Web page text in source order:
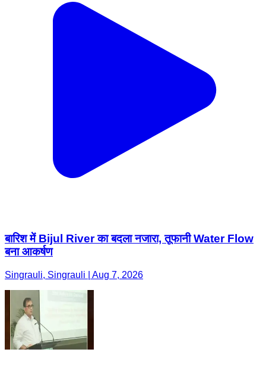
बारिश में Bijul River का बदला नजारा, तूफानी Water Flow
बना आकर्षण
Singrauli, Singrauli | Aug 7, 2026